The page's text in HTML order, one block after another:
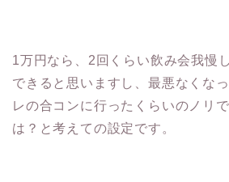
1万円なら、2回くらい飲み会我慢
できると思いますし、最悪なくな
レの合コンに行ったくらいのノリ
は？と考えての設定です。